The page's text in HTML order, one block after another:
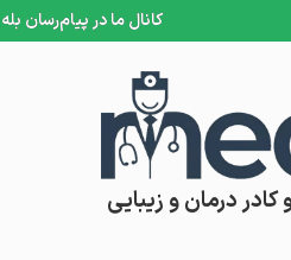
کانال ما در پیام‌رسان بله
درمان و زیبایی